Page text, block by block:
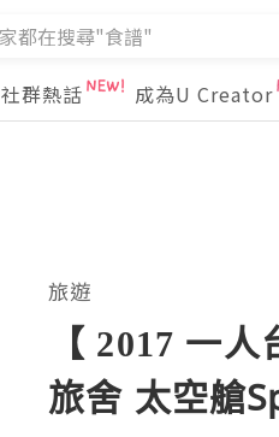
社群熱話 成為U Creator
旅遊
【 2017 一
旅舍 太空艙